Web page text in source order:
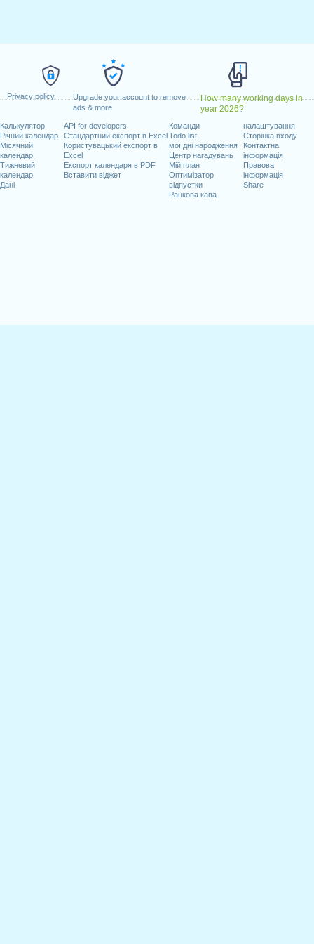
Privacy policy
Upgrade your account to remove
ads & more
How many working days in
year 2026?
Калькулятор
Річний календар
Місячний
календар
Тижневий
календар
Дані
API for developers
Стандартний експорт в Excel
Користувацький експорт в
Excel
Експорт календаря в PDF
Вставити віджет
Команди
Todo list
мої дні народження
Центр нагадувань
Мій план
Оптимізатор
відпустки
Ранкова кава
налаштування
Сторінка входу
Контактна
інформація
Правова
інформація
Share
1, 2025
13, 2025
11, 2025
2025
днів на 2025 рік